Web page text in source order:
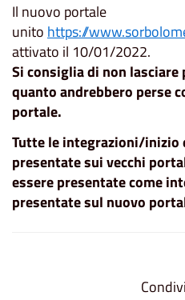
Il nuovo portale
unito https://
attivato il 10/01/2022.
Si consiglia di non lasciare
quanto andrebbero perse
portale.
Tutte le integrazioni/inizio
presentate sui vecchi
essere presentate come
presentate sul nuovo